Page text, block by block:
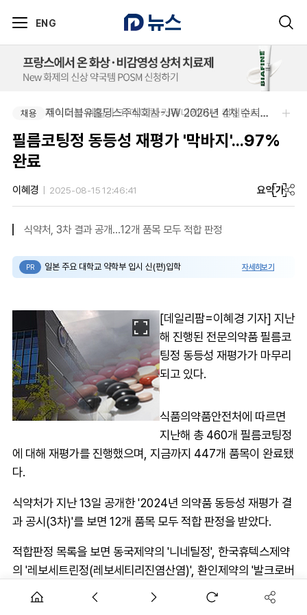
ENG
채용 주식회사 에일리크-메디컬 커뮤니케이션 컨설턴트(Associate) / 메디컬라이터 채용
채용 제이더블유홀딩스주식회사-JW 2026년 4차 수시채용
필름코팅정 동등성 재평가 '막바지'...97%
완료
이혜경 2025-08-15 12:46:41 요약가
식약처, 3차 결과 공개...12개 품목 모두 적합 판정
PR 일본 주요 대학교 약학부 입시 신(편)입학 자세히보기
[데일리팜=이혜경 기자] 지난
해 진행된 전문의약품 필름코
팅정 동등성 재평가가 마무리
되고 있다.
식품의약품안전처에 따르면
지난해 총 460개 필름코팅정
에 대해 재평가를 진행했으며, 지금까지 447개 품목이 완료됐
다.
식약처가 지난 13일 공개한 '2024년 의약품 동등성 재평가 결
과 공시(3차)'를 보면 12개 품목 모두 적합 판정을 받았다.
적합판정 목록을 보면 동국제약의 '니네틸정', 한국휴텍스제약
의 '레보세트린정(레보세티리진염산염)', 환인제약의 '발크로버
정500밀리그램(발라시클로비르염산염수화물)', 테라젠이텍
스의 '발트란정500mg(발라시클로비르염산염)', 씨엘팜의 '비